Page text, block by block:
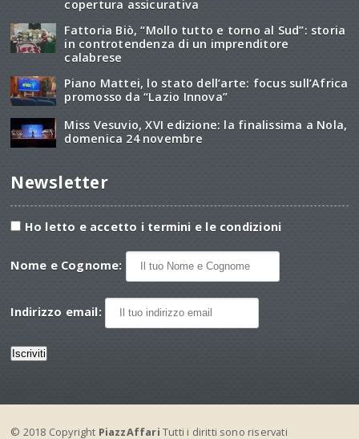
copertura assicurativa
Fattoria Biò, “Mollo tutto e torno al Sud”: storia
in controtendenza di un imprenditore
calabrese
Piano Mattei, lo stato dell’arte: focus sull’Africa
promosso da “Lazio Innova”
Miss Vesuvio, XVI edizione: la finalissima a Nola,
domenica 24 novembre
Newsletter
Ho letto e accetto i termini e le condizioni
Nome e Cognome:
Indirizzo email:
© 2018 Copyright PiazzAffari Tutti i diritti sono riservati